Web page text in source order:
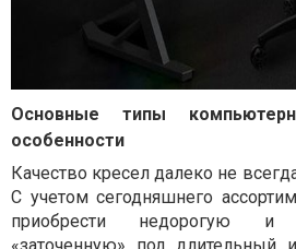
Основные типы
особенности
Качество кресел далеко не
С учетом сегодняшнего
приобрести недорогую и